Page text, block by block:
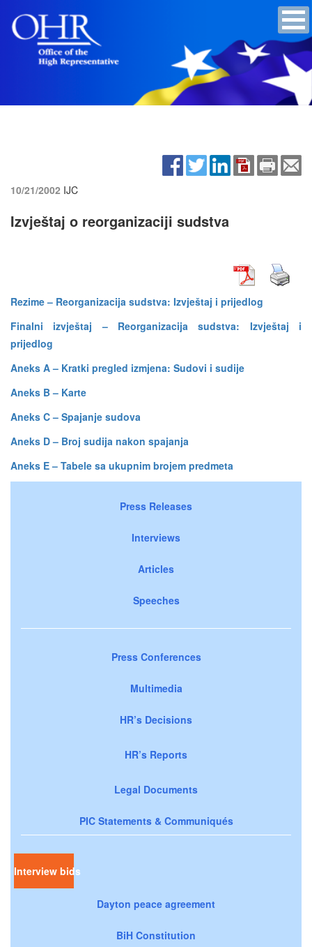
10/21/2002 IJC
Izvještaj o reorganizaciji sudstva
Rezime – Reorganizacija sudstva: Izvještaj i prijedlog
Finalni izvještaj – Reorganizacija sudstva: Izvještaj i
prijedlog
Aneks A – Kratki pregled izmjena: Sudovi i sudije
Aneks B – Karte
Aneks C – Spajanje sudova
Aneks D – Broj sudija nakon spajanja
Aneks E – Tabele sa ukupnim brojem predmeta
Press Releases
Interviews
Articles
Speeches
Press Conferences
Multimedia
HR’s Decisions
HR’s Reports
Legal Documents
PIC Statements & Communiqués
Interview bids
Dayton peace agreement
BiH Constitution